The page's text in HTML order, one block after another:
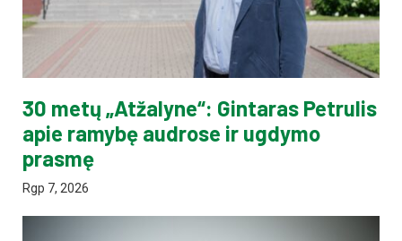
30 metų „Atžalyne“: Gintaras Petrulis
apie ramybę audrose ir ugdymo
prasmę
Rgp 7, 2026